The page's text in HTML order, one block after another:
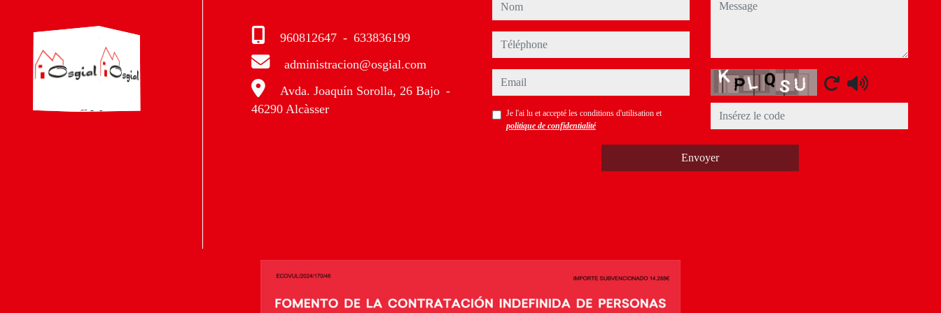
960812647 - 633836199
administracion@osgial.com
Avda. Joaquín Sorolla, 26 Bajo -
46290 Alcàsser
téléphone
email
Je l'ai lu et accepté les conditions d'utilisation et
politique de confidentialité
Captcha
Envoyer